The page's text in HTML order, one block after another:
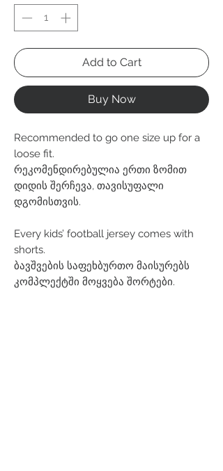
Add to Cart
Buy Now
Recommended to go one size up for a
loose fit.
რეკომენდირებულია ერთი ზომით
დიდის შერჩევა, თავისუფალი
დგომისთვის.
Every kids’ football jersey comes with
shorts.
ბავშვების საფეხბურთო მაისურებს
კომპლექტში მოყვება შორტები.